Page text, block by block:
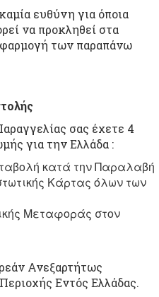
ευθύνη για όποια
να προκληθεί στα
των παραπάνω
σας έχετε 4
για την Ελλάδα :
κατά την Παραλαβή
Κάρτας όλων των
Μεταφοράς στον
Ανεξαρτήτως
Εντός Ελλάδας.